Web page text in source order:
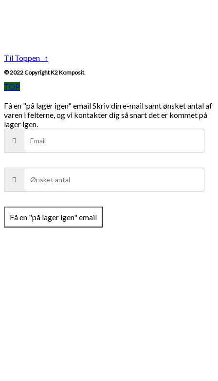
Til Toppen ↑
© 2022 Copyright K2 Komposit.
TOP
Få en "på lager igen" emailSkriv din e-mail samt ønsket antal af
varen i felterne, og vi kontakter dig så snart det er kommet på
lager igen.
Få en "på lager igen" email